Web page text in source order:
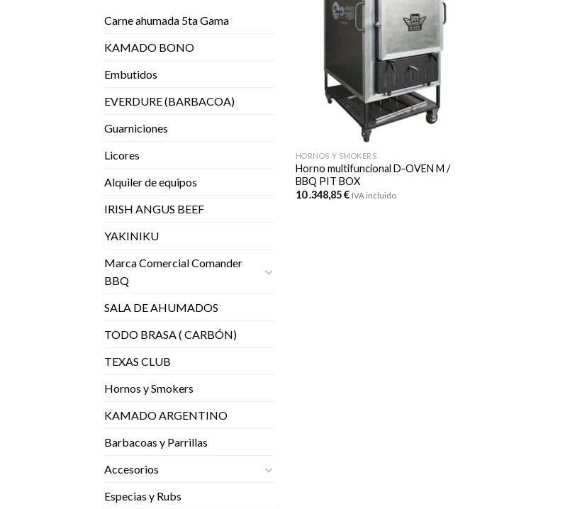
Carne ahumada 5ta Gama
KAMADO BONO
Embutidos
EVERDURE (BARBACOA)
Guarniciones
Licores
Alquiler de equipos
IRISH ANGUS BEEF
YAKINIKU
Marca Comercial Comander
BBQ
SALA DE AHUMADOS
TODO BRASA ( CARBÓN)
TEXAS CLUB
Hornos y Smokers
KAMADO ARGENTINO
Barbacoas y Parrillas
Accesorios
Especias y Rubs
HORNOS Y SMOKERS
Horno multifuncional D-OVEN M /
BBQ PIT BOX
10 .348,85€ IVA incluido